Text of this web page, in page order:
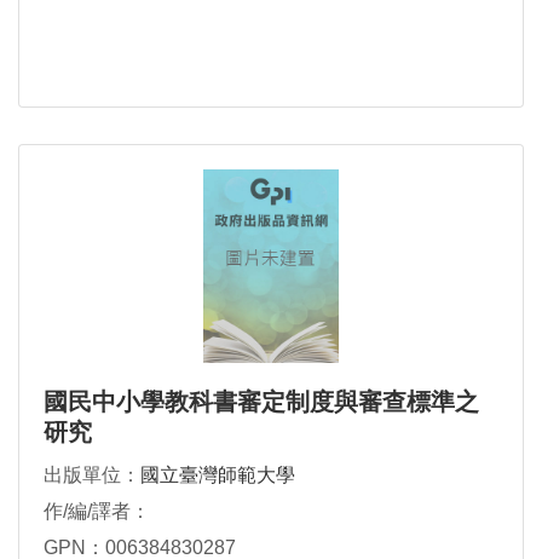
國民中小學教科書審定制度與審查標準之
研究
出版單位： 國立臺灣師範大學
作/編/譯者：
GPN：006384830287